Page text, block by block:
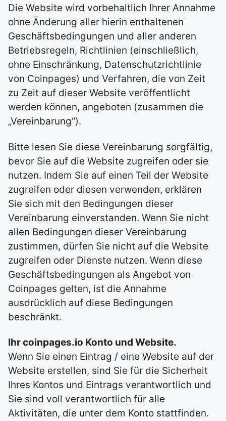
Die Website wird vorbehaltlich Ihrer Annahme
ohne Änderung aller hierin enthaltenen
Geschäftsbedingungen und aller anderen
Betriebsregeln, Richtlinien (einschließlich,
ohne Einschränkung, Datenschutzrichtlinie
von Coinpages) und Verfahren, die von Zeit
zu Zeit auf dieser Website veröffentlicht
werden können, angeboten (zusammen die
„Vereinbarung“).
Bitte lesen Sie diese Vereinbarung sorgfältig,
bevor Sie auf die Website zugreifen oder sie
nutzen. Indem Sie auf einen Teil der Website
zugreifen oder diesen verwenden, erklären
Sie sich mit den Bedingungen dieser
Vereinbarung einverstanden. Wenn Sie nicht
allen Bedingungen dieser Vereinbarung
zustimmen, dürfen Sie nicht auf die Website
zugreifen oder Dienste nutzen. Wenn diese
Geschäftsbedingungen als Angebot von
Coinpages gelten, ist die Annahme
ausdrücklich auf diese Bedingungen
beschränkt.
Ihr coinpages.io Konto und Website.
Wenn Sie einen Eintrag / eine Website auf der
Website erstellen, sind Sie für die Sicherheit
Ihres Kontos und Eintrags verantwortlich und
Sie sind voll verantwortlich für alle
Aktivitäten, die unter dem Konto stattfinden.